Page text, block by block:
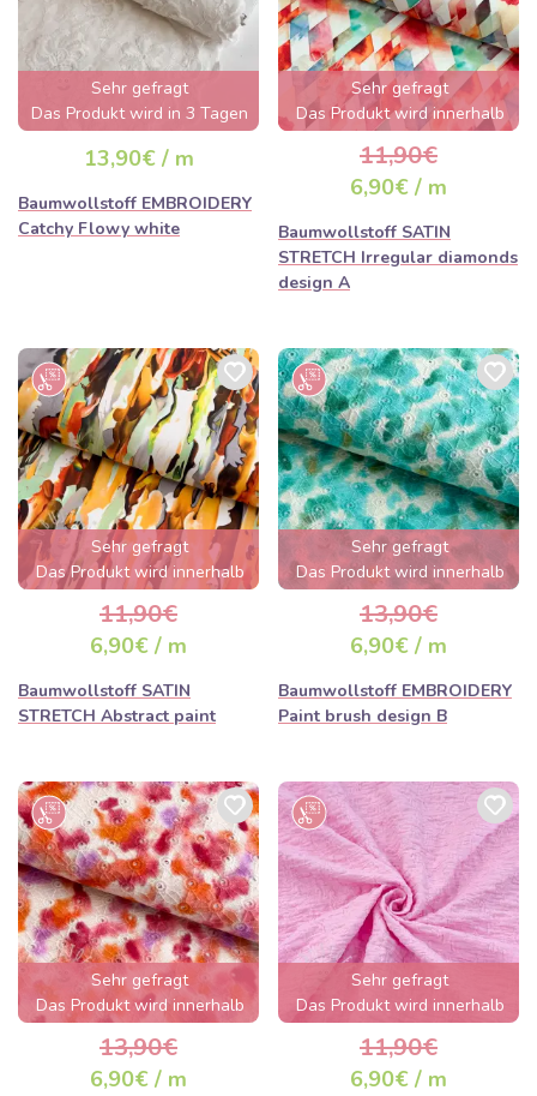
Sehr gefragt
Das Produkt wird in 3 Tagen
ausverkauft sein
13,90€ / m
Baumwollstoff EMBROIDERY
Catchy Flowy white
Sehr gefragt
Das Produkt wird innerhalb
von wenigen Stunden
ausverkauft sein
11,90€
6,90€ / m
Baumwollstoff SATIN
STRETCH Irregular diamonds
design A
Sehr gefragt
Das Produkt wird innerhalb
von wenigen Stunden
ausverkauft sein
11,90€
6,90€ / m
Baumwollstoff SATIN
STRETCH Abstract paint
Sehr gefragt
Das Produkt wird innerhalb
von wenigen Stunden
ausverkauft sein
13,90€
6,90€ / m
Baumwollstoff EMBROIDERY
Paint brush design B
Sehr gefragt
Das Produkt wird innerhalb
von wenigen Stunden
ausverkauft sein
13,90€
6,90€ / m
Sehr gefragt
Das Produkt wird innerhalb
von wenigen Stunden
ausverkauft sein
11,90€
6,90€ / m